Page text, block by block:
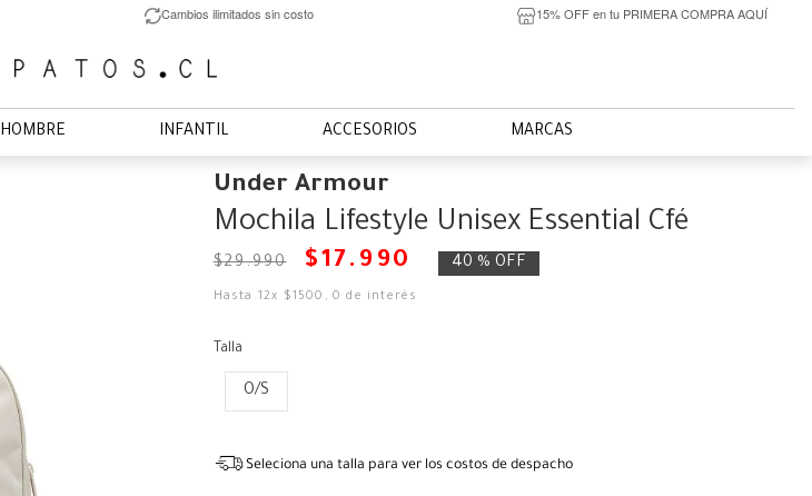
Cambios ilimitados sin costo 15% OFF en tu PRIMERA COMPRA AQUÍ
HOMBRE INFANTIL ACCESORIOS MARCAS
Under Armour
Mochila Lifestyle Unisex Essential Cfé
$29.990 $17 . 990 40 % OFF
Hasta 12x $1500 ,0 de interés
Talla
O/S
Seleciona una talla para ver los costos de despacho